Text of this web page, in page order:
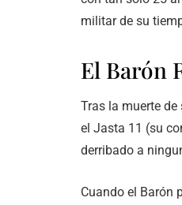
militar de su
El Barón
Tras la muerte de
el Jasta 11 (su
derribado a
Cuando el Barón